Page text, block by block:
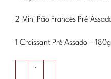
2 Mini Pão Francês Pré
1 Croissant Pré Assado – 180g